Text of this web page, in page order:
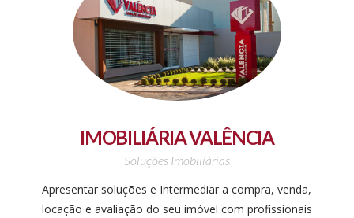
IMOBILIÁRIA VALÊNCIA
Soluções Imobiliárias
Apresentar soluções e Intermediar a compra, venda,
locação e avaliação do seu imóvel com profissionais